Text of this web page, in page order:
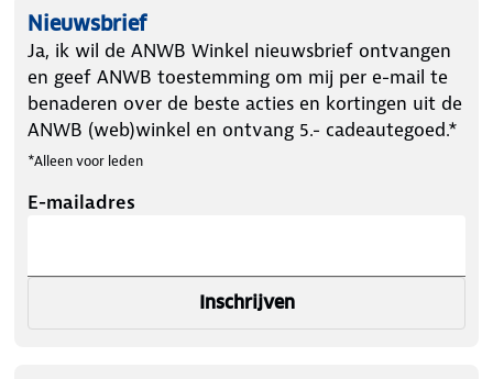
Nieuwsbrief
Ja, ik wil de ANWB Winkel nieuwsbrief ontvangen
en geef ANWB toestemming om mij per e-mail te
benaderen over de beste acties en kortingen uit de
ANWB (web)winkel en ontvang 5.- cadeautegoed.*
*Alleen voor leden
E-mailadres
Inschrijven